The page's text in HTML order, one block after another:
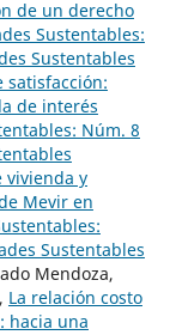
de un derecho
Sustentables:
Sustentables
satisfacción:
de interés
Núm. 8
vivienda y
Mevir en
Sustentables
Mendoza,
La relación costo
hacia una